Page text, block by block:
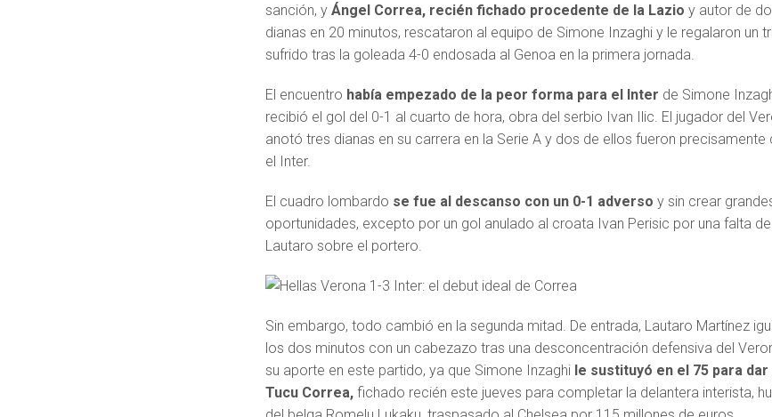
sanción, yÁngel Correa, recién fichado procedente de la Lazio y autor de
dianas en 20 minutos, rescataron al equipo de Simone Inzaghi y le regalaron un
sufrido tras la goleada 4-0 endosada al Genoa en la primera jornada.
El encuentro había empezado de la peor forma para el Inter de Simone
recibió el gol del 0-1 al cuarto de hora, obra del serbio Ivan Ilic. El jugador del
anotó tres dianas en su carrera en la Serie A y dos de ellos fueron precisamente
el Inter.
El cuadro lombardo se fue al descanso con un 0-1 adversoy sin crear
oportunidades, excepto por un gol anulado al croata Ivan Perisic por una falta de
Lautaro sobre el portero.
Sin embargo, todo cambió en la segunda mitad. De entrada, Lautaro Martínez
los dos minutos con un cabezazo tras una desconcentración defensiva del
su aporte en este partido, ya que Simone Inzaghi le sustituyó en el 75 para dar
Tucu Correa, fichado recién este jueves para completar la delantera interista,